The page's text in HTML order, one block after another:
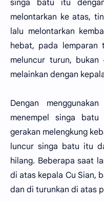
singa batu itu
melontarkan ke atas,
lalu melontarkan
hebat, pada lemparan
meluncur turun,
melainkan dengan
Dengan
menempel singa
gerakan melengkung
luncur singa batu itu
hilang. Beberapa saat
di atas kepala Cu Sian,
dan di turunkan di atas